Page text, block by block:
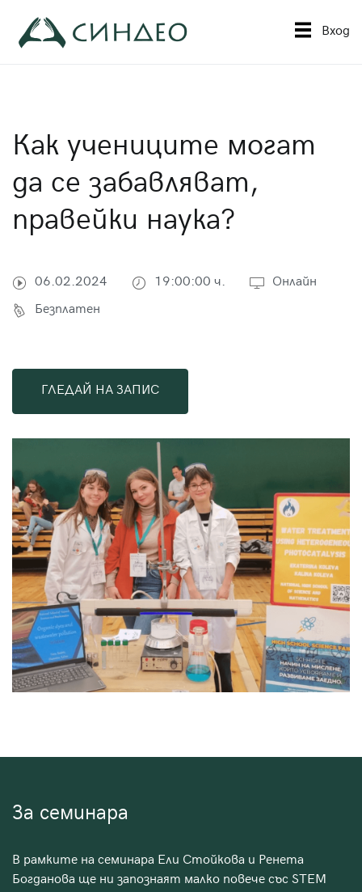
съдържанието
Вход
Как учениците могат
да се забавляват,
правейки наука?
06.02.2024 19:00:00 ч. Онлайн
Безплатен
ГЛЕДАЙ НА ЗАПИС
За семинара
В рамките на семинара Ели Стойкова и Ренета
Богданова ще ни запознаят малко повече със STEM